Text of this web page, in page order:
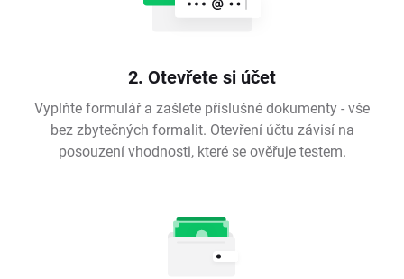
2. Otevřete si účet
Vyplňte formulář a zašlete příslušné dokumenty - vše
bez zbytečných formalit. Otevření účtu závisí na
posouzení vhodnosti, které se ověřuje testem.